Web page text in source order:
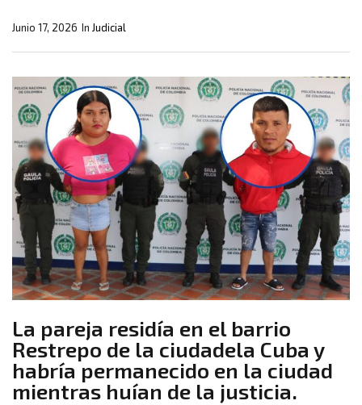
In Judicial
Junio 17, 2026
La pareja residía en el barrio
Restrepo de la ciudadela Cuba y
habría permanecido en la ciudad
mientras huían de la justicia.